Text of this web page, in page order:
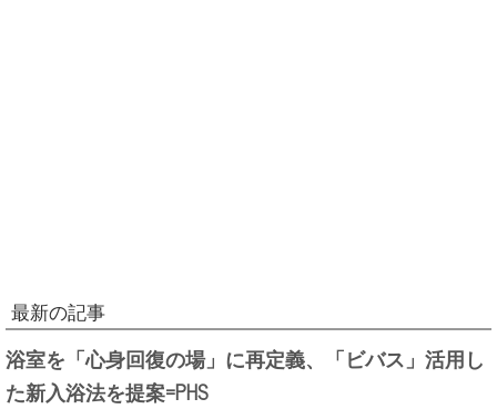
最新の記事
浴室を「心身回復の場」に再定義、「ビバス」活用し
た新入浴法を提案=PHS